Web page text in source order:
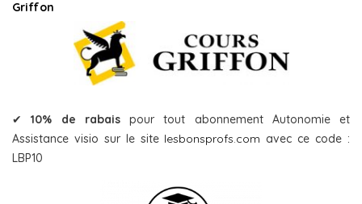
Griffon
✔10% de rabaispour tout abonnement Autonomie et
Assistance visio sur le site lesbonsprofs.com avec ce code :
LBP10